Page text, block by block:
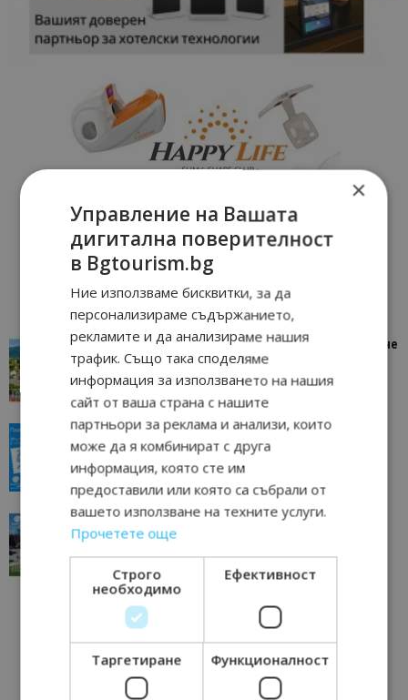
“Пощенска картичка от…”: Петрич – Изживяване
отвъд очакваното
Петрич 11/07/2026 11:22
“Пощенска картичка от…”: Пловдив, градът на
всички времена
Пловдив 23/06/2026 10:00
“Пощенска картичка от…”: Перник – град на
традициите, културата и вдъхновяващите...
Перник 17/06/2026 09:01
×
Управление на Вашата
дигитална поверителност
в Bgtourism.bg
Ние използваме бисквитки, за да
персонализираме съдържанието,
рекламите и да анализираме нашия
трафик. Също така споделяме
информация за използването на нашия
сайт от ваша страна с нашите
партньори за реклама и анализи, които
може да я комбинират с друга
информация, която сте им
предоставили или която са събрали от
вашето използване на техните услуги.
Прочетете още
Строго
необходимо
Ефективност
Таргетиране Функционалност